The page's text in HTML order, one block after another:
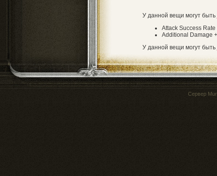
У данной вещи могут быть
Attack Success Rate
Additional Damage
У данной вещи могут быть
Сервер